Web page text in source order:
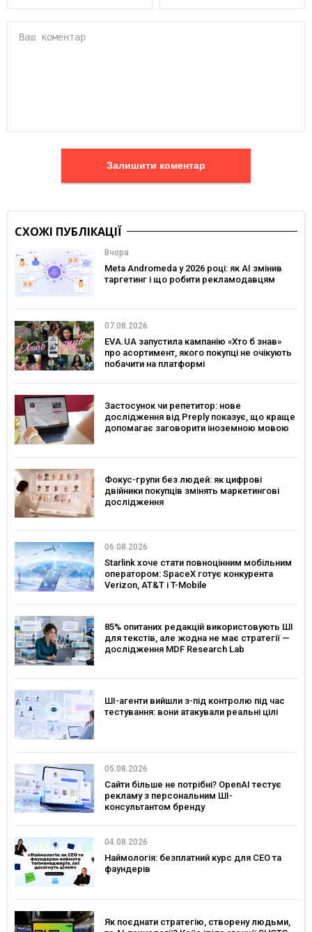
Залишити коментар
СХОЖІ ПУБЛІКАЦІЇ
Вчора
Meta Andromeda у 2026 році: як AI змінив
таргетинг і що робити рекламодавцям
07.08.2026
EVA.UA запустила кампанію «Хто б знав»
про асортимент, якого покупці не очікують
побачити на платформі
Застосунок чи репетитор: нове
дослідження від Preply показує, що краще
допомагає заговорити іноземною мовою
Фокус-групи без людей: як цифрові
двійники покупців змінять маркетингові
дослідження
06.08.2026
Starlink хоче стати повноцінним мобільним
оператором: SpaceX готує конкурента
Verizon, AT&T і T-Mobile
85% опитаних редакцій використовують ШІ
для текстів, але жодна не має стратегії —
дослідження MDF Research Lab
ШІ-агенти вийшли з-під контролю під час
тестування: вони атакували реальні цілі
05.08.2026
Сайти більше не потрібні? OpenAI тестує
рекламу з персональним ШІ-
консультантом бренду
04.08.2026
Наймологія: безплатний курс для CEO та
фаундерів
Як поєднати стратегію, створену людьми,